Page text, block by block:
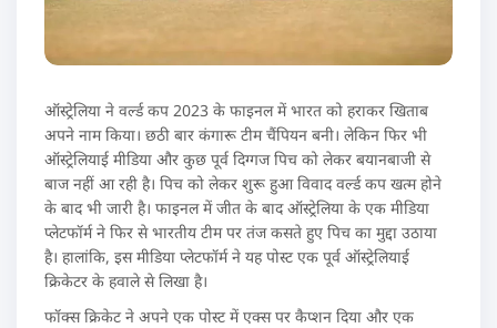
ऑस्ट्रेलिया ने वर्ल्ड कप 2023 के फाइनल में भारत को हराकर खिताब
अपने नाम किया। छठी बार कंगारू टीम चैंपियन बनी। लेकिन फिर भी
ऑस्ट्रेलियाई मीडिया और कुछ पूर्व दिग्गज पिच को लेकर बयानबाजी से
बाज नहीं आ रही है। पिच को लेकर शुरू हुआ विवाद वर्ल्ड कप खत्म होने
के बाद भी जारी है। फाइनल में जीत के बाद ऑस्ट्रेलिया के एक मीडिया
प्लेटफॉर्म ने फिर से भारतीय टीम पर तंज कसते हुए पिच का मुद्दा उठाया
है। हालांकि, इस मीडिया प्लेटफॉर्म ने यह पोस्ट एक पूर्व ऑस्ट्रेलियाई
क्रिकेटर के हवाले से लिखा है।
फॉक्स क्रिकेट ने अपने एक पोस्ट में एक्स पर कैप्शन दिया और एक